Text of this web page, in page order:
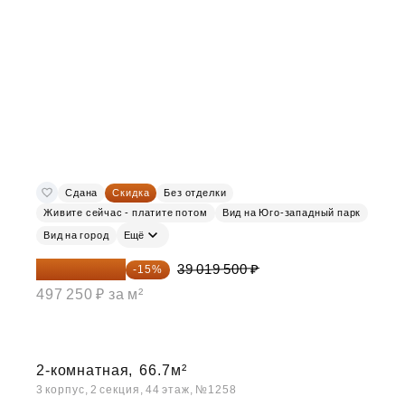
Сдана Скидка
Без отделки
Живите сейчас - платите потом
Вид на Юго-западный парк
Вид на город Ещё
33 166 575 ₽ -15%
39 019 500 ₽
497 250 ₽ за м²
2-комнатная, 66.7м²
3 корпус, 2 секция, 44 этаж, №1258